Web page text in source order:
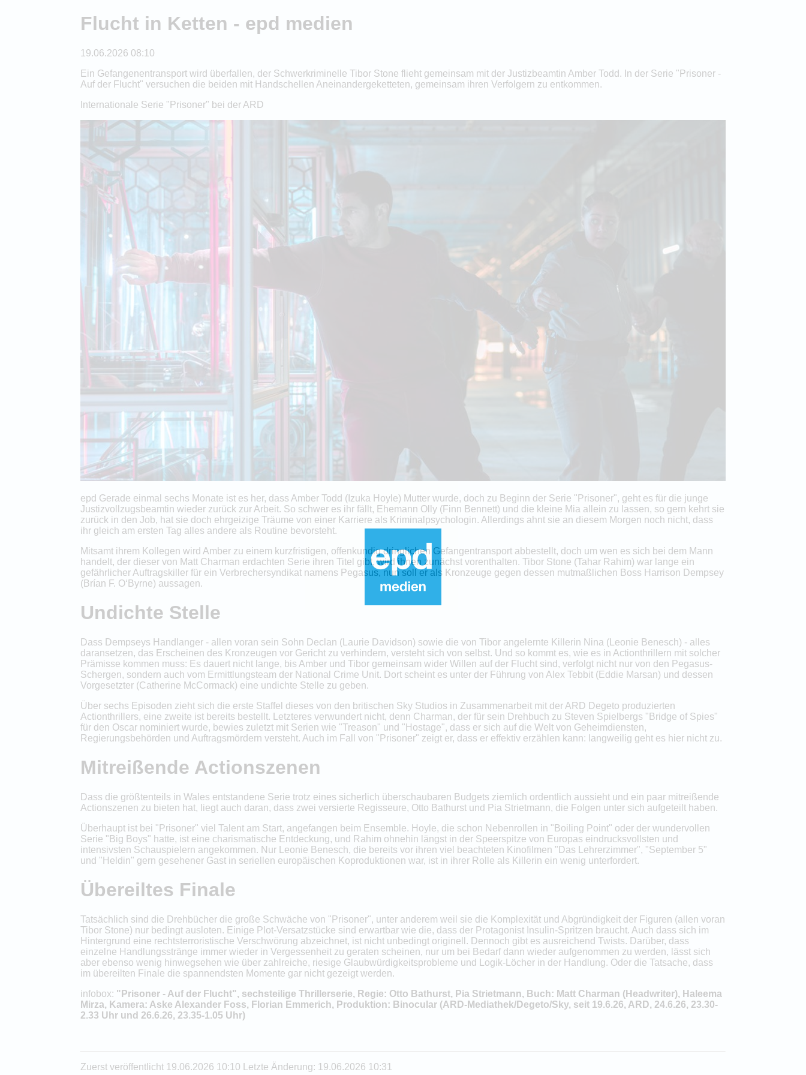
Flucht in Ketten - epd medien
19.06.2026 08:10
Ein Gefangenentransport wird überfallen, der Schwerkriminelle Tibor Stone flieht gemeinsam mit der Justizbeamtin Amber Todd. In der Serie "Prisoner -
Auf der Flucht" versuchen die beiden mit Handschellen Aneinandergeketteten, gemeinsam ihren Verfolgern zu entkommen.
Internationale Serie "Prisoner" bei der ARD
epd Gerade einmal sechs Monate ist es her, dass Amber Todd (Izuka Hoyle) Mutter wurde, doch zu Beginn der Serie "Prisoner", geht es für die junge
Justizvollzugsbeamtin wieder zurück zur Arbeit. So schwer es ihr fällt, Ehemann Olly (Finn Bennett) und die kleine Mia allein zu lassen, so gern kehrt sie
zurück in den Job, hat sie doch ehrgeizige Träume von einer Karriere als Kriminalpsychologin. Allerdings ahnt sie an diesem Morgen noch nicht, dass
ihr gleich am ersten Tag alles andere als Routine bevorsteht.
Mitsamt ihrem Kollegen wird Amber zu einem kurzfristigen, offenkundig dringlichen Gefangentransport abbestellt, doch um wen es sich bei dem Mann
handelt, der dieser von Matt Charman erdachten Serie ihren Titel gibt, wird ihnen zunächst vorenthalten. Tibor Stone (Tahar Rahim) war lange ein
gefährlicher Auftragskiller für ein Verbrechersyndikat namens Pegasus, nun soll er als Kronzeuge gegen dessen mutmaßlichen Boss Harrison Dempsey
(Brían F. O‘Byrne) aussagen.
Undichte Stelle
Dass Dempseys Handlanger - allen voran sein Sohn Declan (Laurie Davidson) sowie die von Tibor angelernte Killerin Nina (Leonie Benesch) - alles
daransetzen, das Erscheinen des Kronzeugen vor Gericht zu verhindern, versteht sich von selbst. Und so kommt es, wie es in Actionthrillern mit solcher
Prämisse kommen muss: Es dauert nicht lange, bis Amber und Tibor gemeinsam wider Willen auf der Flucht sind, verfolgt nicht nur von den Pegasus-
Schergen, sondern auch vom Ermittlungsteam der National Crime Unit. Dort scheint es unter der Führung von Alex Tebbit (Eddie Marsan) und dessen
Vorgesetzter (Catherine McCormack) eine undichte Stelle zu geben.
Über sechs Episoden zieht sich die erste Staffel dieses von den britischen Sky Studios in Zusammenarbeit mit der ARD Degeto produzierten
Actionthrillers, eine zweite ist bereits bestellt. Letzteres verwundert nicht, denn Charman, der für sein Drehbuch zu Steven Spielbergs "Bridge of Spies"
für den Oscar nominiert wurde, bewies zuletzt mit Serien wie "Treason" und "Hostage", dass er sich auf die Welt von Geheimdiensten,
Regierungsbehörden und Auftragsmördern versteht. Auch im Fall von "Prisoner" zeigt er, dass er effektiv erzählen kann: langweilig geht es hier nicht zu.
Mitreißende Actionszenen
Dass die größtenteils in Wales entstandene Serie trotz eines sicherlich überschaubaren Budgets ziemlich ordentlich aussieht und ein paar mitreißende
Actionszenen zu bieten hat, liegt auch daran, dass zwei versierte Regisseure, Otto Bathurst und Pia Strietmann, die Folgen unter sich aufgeteilt haben.
Überhaupt ist bei "Prisoner" viel Talent am Start, angefangen beim Ensemble. Hoyle, die schon Nebenrollen in "Boiling Point" oder der wundervollen
Serie "Big Boys" hatte, ist eine charismatische Entdeckung, und Rahim ohnehin längst in der Speerspitze von Europas eindrucksvollsten und
intensivsten Schauspielern angekommen. Nur Leonie Benesch, die bereits vor ihren viel beachteten Kinofilmen "Das Lehrerzimmer", "September 5"
und "Heldin" gern gesehener Gast in seriellen europäischen Koproduktionen war, ist in ihrer Rolle als Killerin ein wenig unterfordert.
Übereiltes Finale
Tatsächlich sind die Drehbücher die große Schwäche von "Prisoner", unter anderem weil sie die Komplexität und Abgründigkeit der Figuren (allen voran
Tibor Stone) nur bedingt ausloten. Einige Plot-Versatzstücke sind erwartbar wie die, dass der Protagonist Insulin-Spritzen braucht. Auch dass sich im
Hintergrund eine rechtsterroristische Verschwörung abzeichnet, ist nicht unbedingt originell. Dennoch gibt es ausreichend Twists. Darüber, dass
einzelne Handlungsstränge immer wieder in Vergessenheit zu geraten scheinen, nur um bei Bedarf dann wieder aufgenommen zu werden, lässt sich
aber ebenso wenig hinwegsehen wie über zahlreiche, riesige Glaubwürdigkeitsprobleme und Logik-Löcher in der Handlung. Oder die Tatsache, dass
im übereilten Finale die spannendsten Momente gar nicht gezeigt werden.
infobox: "Prisoner - Auf der Flucht", sechsteilige Thrillerserie, Regie: Otto Bathurst, Pia Strietmann, Buch: Matt Charman (Headwriter), Haleema
Mirza, Kamera: Aske Alexander Foss, Florian Emmerich, Produktion: Binocular (ARD-Mediathek/Degeto/Sky, seit 19.6.26, ARD, 24.6.26, 23.30-
2.33 Uhr und 26.6.26, 23.35-1.05 Uhr)
Zuerst veröffentlicht 19.06.2026 10:10 Letzte Änderung: 19.06.2026 10:31